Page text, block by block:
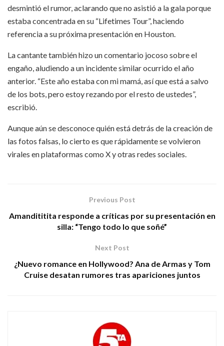
desmintió el rumor, aclarando que no asistió a la gala porque
estaba concentrada en su “Lifetimes Tour”, haciendo
referencia a su próxima presentación en Houston.
La cantante también hizo un comentario jocoso sobre el
engaño, aludiendo a un incidente similar ocurrido el año
anterior. “Este año estaba con mi mamá, así que está a salvo
de los bots, pero estoy rezando por el resto de ustedes”,
escribió.
Aunque aún se desconoce quién está detrás de la creación de
las fotos falsas, lo cierto es que rápidamente se volvieron
virales en plataformas como X y otras redes sociales.
Previous Post
Amandititita responde a críticas por su presentación en
silla: “Tengo todo lo que soñé”
Next Post
¿Nuevo romance en Hollywood? Ana de Armas y Tom
Cruise desatan rumores tras apariciones juntos